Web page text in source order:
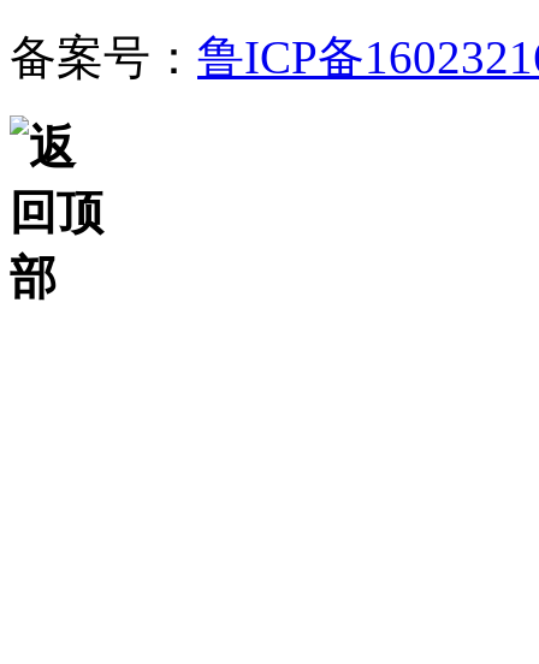
备案号： 鲁ICP备